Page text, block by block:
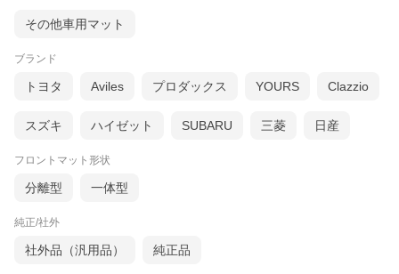
その他車用マット
ブランド
トヨタ Aviles プロダックス YOURS Clazzio
スズキ ハイゼット SUBARU 三菱 日産
フロントマット形状
分離型 一体型
純正/社外
社外品（汎用品） 純正品